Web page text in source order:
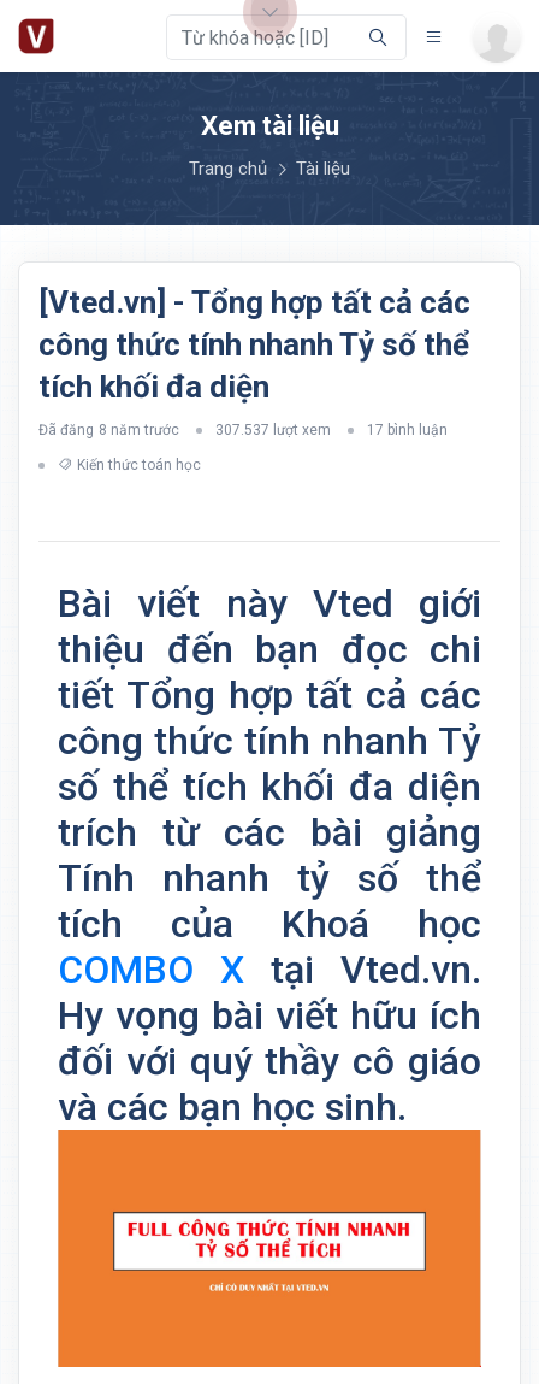
Xem tài liệu
Trang chủ Tài liệu
[Vted.vn] - Tổng hợp tất cả các
công thức tính nhanh Tỷ số thể
tích khối đa diện
Đã đăng 8 năm trước 307.537 lượt xem 17 bình luận
Kiến thức toán học
Bài viết này Vted giới
thiệu đến bạn đọc chi
tiết Tổng hợp tất cả các
công thức tính nhanh Tỷ
số thể tích khối đa diện
trích từ các bài giảng
Tính nhanh tỷ số thể
tích của Khoá học
COMBO X tại Vted.vn.
Hy vọng bài viết hữu ích
đối với quý thầy cô giáo
và các bạn học sinh.